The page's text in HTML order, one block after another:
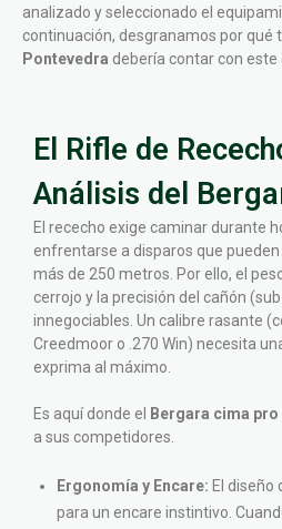
analizado y seleccionado el
continuación, desgranamos por qué
Pontevedra debería contar con este
El Rifle de
Análisis del
El rececho exige caminar durante
enfrentarse a disparos que
más de 250 metros. Por ello, el
cerrojo y la precisión del cañón
innegociables. Un calibre rasante
Creedmoor o .270 Win) necesita
exprima al máximo.
Es aquí donde el Bergara cima pro
a sus competidores.
Ergonomía y Encare: El diseño
para un encare instintivo.